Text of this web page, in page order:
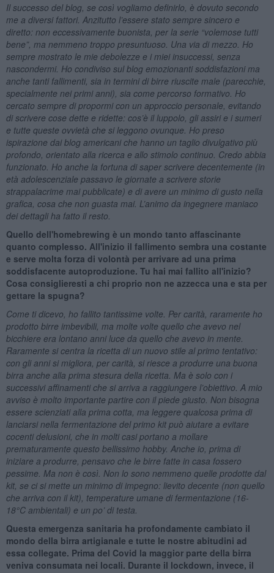
Il successo del blog, se così vogliamo definirlo, è dovuto secondo
me a diversi fattori. Anzitutto l’essere stato sempre sincero e
diretto: non eccessivamente buonista, per la serie “volemose tutti
bene”, ma nemmeno troppo presuntuoso. Una via di mezzo. Ho
sempre mostrato le mie debolezze e i miei insuccessi, senza
nascondermi. Ho condiviso sul blog emozionanti soddisfazioni ma
anche tanti fallimenti, sia in termini di birre riuscite male (parecchie,
specialmente nei primi anni), sia come percorso formativo. Ho
cercato sempre di propormi con un approccio personale, evitando
di scrivere cose dette e ridette: cos’è il luppolo, gli assiri e i sumeri
e tutte queste ovvietà che si leggono ovunque. Ho preso
ispirazione dai blog americani che hanno un taglio divulgativo più
profondo, orientato alla ricerca e allo stimolo continuo. Credo abbia
funzionato. Ho anche la fortuna di saper scrivere decentemente (in
età adolescenziale passavo le giornate a scrivere storie
strappalacrime mai pubblicate) e di avere un minimo di gusto nella
grafica, cosa che non guasta mai. L’animo da ingegnere maniaco
dei dettagli ha fatto il resto.
Quello dell'homebrewing è un mondo tanto affascinante
quanto complesso. All'inizio il fallimento sembra una costante
e serve molta forza di volontà per arrivare ad una prima
soddisfacente autoproduzione. Tu hai mai fallito all'inizio?
Cosa consiglieresti a chi proprio non ne azzecca una e sta per
gettare la spugna?
Come ti dicevo, ho fallito tantissime volte. Per carità, raramente ho
prodotto birre imbevibili, ma molte volte quello che avevo nel
bicchiere era lontano anni luce da quello che avevo in mente.
Raramente si centra la ricetta di un nuovo stile al primo tentativo:
con gli anni si migliora, per carità, si riesce a produrre una buona
birra anche alla prima stesura della ricetta. Ma è solo con i
successivi affinamenti che si arriva a raggiungere l’obiettivo. A mio
avviso è molto importante partire con il piede giusto. Non bisogna
essere scienziati alla prima cotta, ma leggere qualcosa prima di
lanciarsi nella fermentazione del primo kit può aiutare a evitare
cocenti delusioni, che in molti casi portano a mollare
prematuramente questo bellissimo hobby. Anche io, prima di
iniziare a produrre, pensavo che le birre fatte in casa fossero
pessime. Ma non è così. Non lo sono nemmeno quelle prodotte dal
kit, se ci si mette un minimo di impegno: lievito decente (non quello
che arriva con il kit), temperature umane di fermentazione (16-
18°C ambientali) e un po’ di testa.
Questa emergenza sanitaria ha profondamente cambiato il
mondo della birra artigianale e tutte le nostre abitudini ad
essa collegate. Prima del Covid la maggior parte della birra
veniva consumata nei locali. Durante il lockdown, invece, il